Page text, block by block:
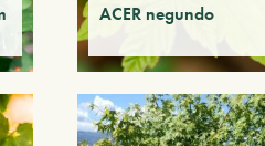
ACER negundo